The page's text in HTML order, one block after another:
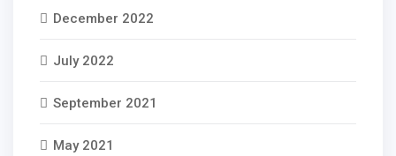
December 2022
July 2022
September 2021
May 2021